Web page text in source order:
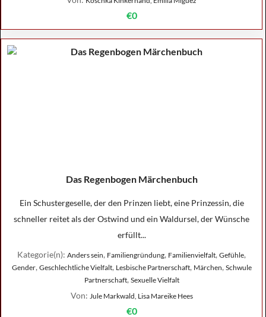
€0
Das Regenbogen Märchenbuch
Ein Schustergeselle, der den Prinzen liebt, eine Prinzessin, die
schneller reitet als der Ostwind und ein Waldursel, der Wünsche
erfüllt...
Kategorie(n): Anders sein, Familiengründung, Familienvielfalt, Gefühle,
Gender, Geschlechtliche Vielfalt, Lesbische Partnerschaft, Märchen, Schwule
Partnerschaft, Sexuelle Vielfalt
Von: Jule Markwald, Lisa Mareike Hees
€0